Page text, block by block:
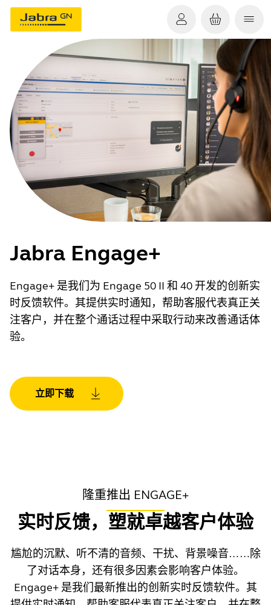
Jabra Engage+
Engage+ 是我们为 Engage 50 II 和 40 开发的创新实
时反馈软件。其提供实时通知，帮助客服代表真正关
注客户，并在整个通话过程中采取行动来改善通话体
验。
立即下载
隆重推出 ENGAGE+
实时反馈，塑就卓越客户体验
尴尬的沉默、听不清的音频、干扰、背景噪音……除
了对话本身，还有很多因素会影响客户体验。
Engage+ 是我们最新推出的创新实时反馈软件。其